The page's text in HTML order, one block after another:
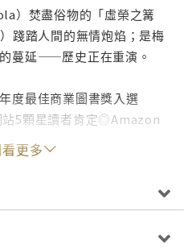
）焚盡俗物的「虛榮之篝
踐踏人間的無情炮焰；是梅
蔓延——歷史正在重演。
度最佳商業圖書獎入選
5顆星讀者肯定◎Amazon
◎聯合推薦《衛報》《赫芬頓
爾丁（Ian Goldin）及克里
觀察今日世界的創新熱
知識與藝術殿堂——佛羅倫
復興時期。隨著科技日新月
更多